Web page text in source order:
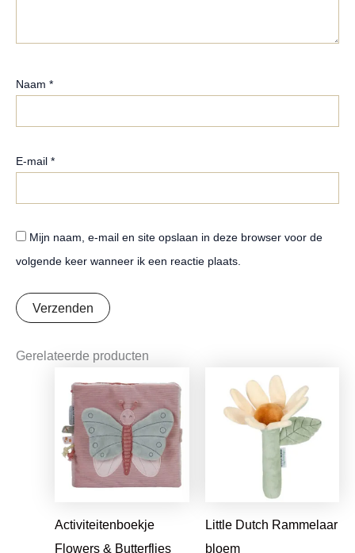
Naam *
E-mail *
Mijn naam, e-mail en site opslaan in deze browser voor de
volgende keer wanneer ik een reactie plaats.
Gerelateerde producten
Activiteitenboekje
Flowers & Butterflies
prijs
was:
€17,99.
prijs
is:
€14,21.
Little Dutch Rammelaar
bloem
Oorspronkelijke
prijs
was:
€7,95.
Huidige
prijs
is:
€6,28.